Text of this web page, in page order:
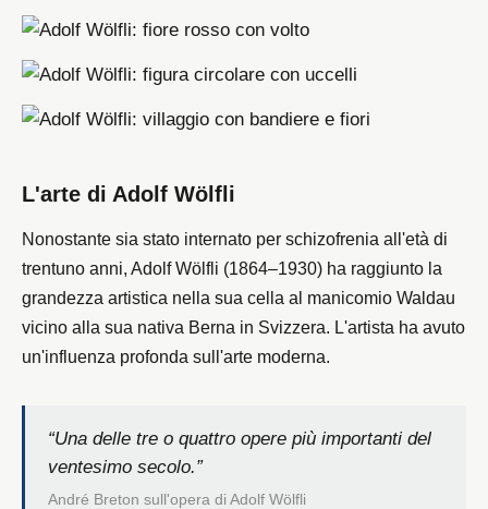
L'arte di Adolf Wölfli
Nonostante sia stato internato per schizofrenia all'età di
trentuno anni, Adolf Wölfli (1864–1930) ha raggiunto la
grandezza artistica nella sua cella al manicomio Waldau
vicino alla sua nativa Berna in Svizzera. L'artista ha avuto
un'influenza profonda sull'arte moderna.
“Una delle tre o quattro opere più importanti del
ventesimo secolo.”
André Breton sull'opera di Adolf Wölfli